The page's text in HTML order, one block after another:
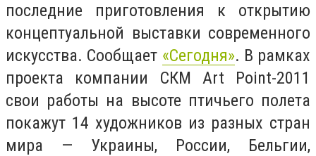
последние приготовления к открытию
концептуальной выставки современного
искусства. Сообщает «Сегодня». В рамках
проекта компании СКМ Art Point-2011
свои работы на высоте птичьего полета
покажут 14 художников из разных стран
мира — Украины, России, Бельгии,